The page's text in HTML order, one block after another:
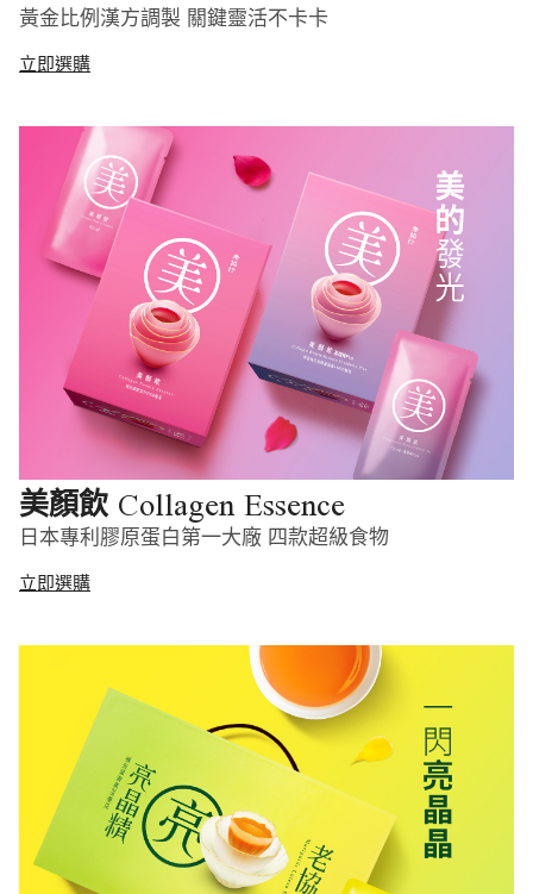
黃金比例漢方調製 關鍵靈活不卡卡
立即選購
美顏飲 Collagen Essence
日本專利膠原蛋白第一大廠 四款超級食物
立即選購